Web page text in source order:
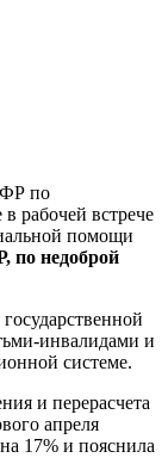
по
рабочей встрече
помощи
по недоброй
инвалидами и
системе.
и перерасчета
апреля
17% и пояснила